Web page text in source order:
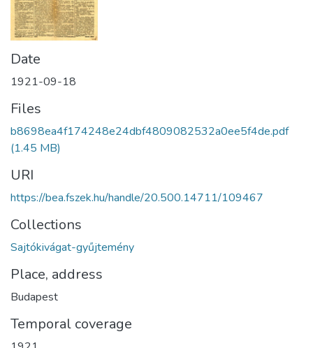
Date
1921-09-18
Files
b8698ea4f174248e24dbf4809082532a0ee5f4de.pdf
(1.45 MB)
URI
https://bea.fszek.hu/handle/20.500.14711/109467
Collections
Sajtókivágat-gyűjtemény
Place, address
Budapest
Temporal coverage